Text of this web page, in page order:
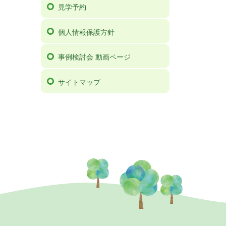
見学予約
個人情報保護方針
事例検討会 動画ページ
サイトマップ